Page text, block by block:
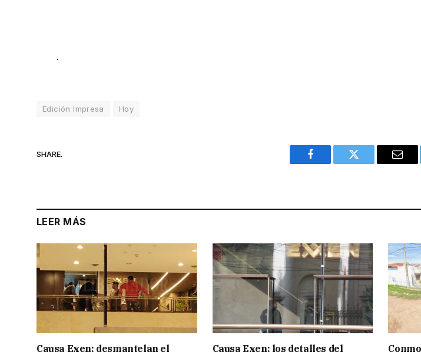
.
Edición Impresa Hoy
SHARE.
Facebook Twitter
LEER MÁS
Causa Exen: desmantelan el
Causa Exen: los detalles del